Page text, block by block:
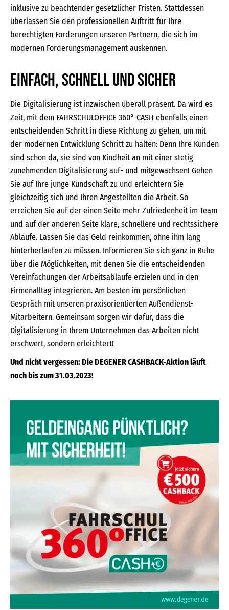
inklusive zu beachtender gesetzlicher Fristen. Stattdessen
überlassen Sie den professionellen Auftritt für Ihre
berechtigten Forderungen unseren Partnern, die sich im
modernen Forderungsmanagement auskennen.
Einfach, schnell und sicher
Die Digitalisierung ist inzwischen überall präsent. Da wird es
Zeit, mit dem FAHRSCHULOFFICE 360° CASH ebenfalls einen
entscheidenden Schritt in diese Richtung zu gehen, um mit
der modernen Entwicklung Schritt zu halten: Denn Ihre Kunden
sind schon da, sie sind von Kindheit an mit einer stetig
zunehmenden Digitalisierung auf- und mitgewachsen! Gehen
Sie auf Ihre junge Kundschaft zu und erleichtern Sie
gleichzeitig sich und Ihren Angestellten die Arbeit. So
erreichen Sie auf der einen Seite mehr Zufriedenheit im Team
und auf der anderen Seite klare, schnellere und rechtssichere
Abläufe. Lassen Sie das Geld reinkommen, ohne ihm lang
hinterherlaufen zu müssen. Informieren Sie sich ganz in Ruhe
über die Möglichkeiten, mit denen Sie die entscheidenden
Vereinfachungen der Arbeitsabläufe erzielen und in den
Firmenalltag integrieren. Am besten im persönlichen
Gespräch mit unseren praxisorientierten Außendienst-
Mitarbeitern. Gemeinsam sorgen wir dafür, dass die
Digitalisierung in Ihrem Unternehmen das Arbeiten nicht
erschwert, sondern erleichtert!
Und nicht vergessen: Die DEGENER CASHBACK-Aktion läuft
noch bis zum 31.03.2023!